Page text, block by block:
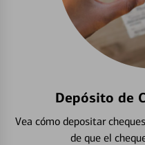
Depósito de
Vea cómo depositar
de que el